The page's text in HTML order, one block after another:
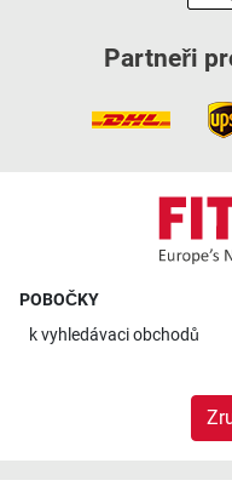
Partneři
POBOČKY
kvyhledávaci obchodů